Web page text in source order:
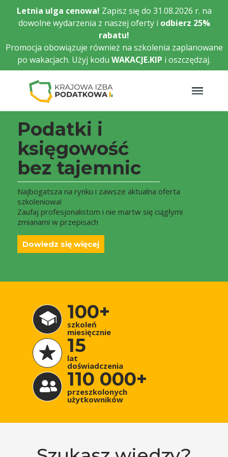
Przejdź
treści
Letnia ulga cenowa! Zapisz się do 31.08.2026 r. na
dowolne wydarzenia z naszej oferty i odbierz 25%
rabatu!
Promocja obowiązuje również na szkolenia zaplanowane
po wakacjach. Użyj kodu WAKACJE.KIP i oszczędzaj.
Podatki i
księgowość
bez tajemnic
Najbogatsza na rynku i zawsze aktualna oferta
szkoleniowa!
Zaufaj profesjonalistom i nie martw się ciągłymi
zmianami w przepisach
Dowiedz się więcej
15
lat
doświadczenia
110 000+
przeszkolonych
użytkowników
100+
szkoleń
miesięcznie